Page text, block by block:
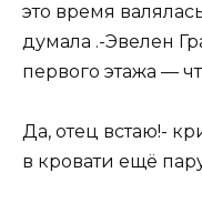
это время
думала .-Эвелен
первого этажа —
Да, отец встаю!-
в кровати ещё